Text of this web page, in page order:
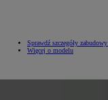
Sprawdź szczegóły zabudowy
Więcej o modelu